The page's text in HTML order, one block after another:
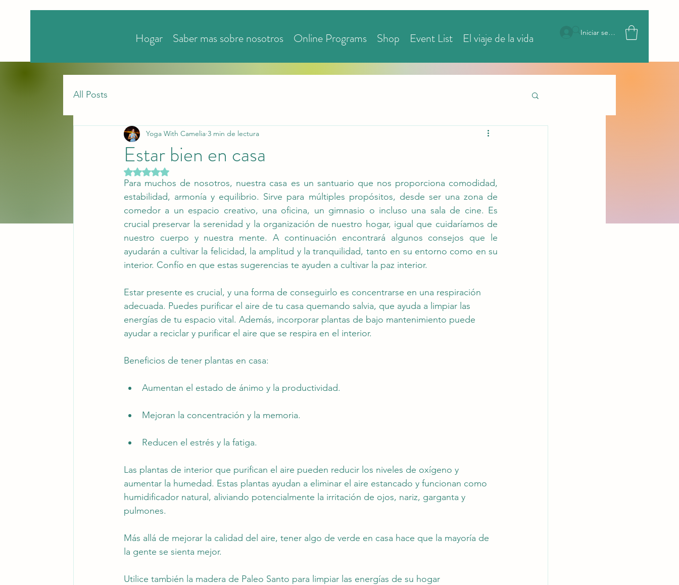
Hogar Saber mas sobre nosotros Online Programs Shop Event List El viaje de la vida Iniciar sesión
All Posts
Estar bien en casa
Yoga With Camelia 3 min de lectura
Obtuvo NaN de 5 estrellas.
Para muchos de nosotros, nuestra casa es un santuario que nos proporciona comodidad,
estabilidad, armonía y equilibrio. Sirve para múltiples propósitos, desde ser una zona de
comedor a un espacio creativo, una oficina, un gimnasio o incluso una sala de cine. Es
crucial preservar la serenidad y la organización de nuestro hogar, igual que cuidaríamos de
nuestro cuerpo y nuestra mente. A continuación encontrará algunos consejos que le
ayudarán a cultivar la felicidad, la amplitud y la tranquilidad, tanto en su entorno como en su
interior. Confío en que estas sugerencias te ayuden a cultivar la paz interior.
Estar presente es crucial, y una forma de conseguirlo es concentrarse en una respiración
adecuada. Puedes purificar el aire de tu casa quemando salvia, que ayuda a limpiar las
energías de tu espacio vital. Además, incorporar plantas de bajo mantenimiento puede
ayudar a reciclar y purificar el aire que se respira en el interior.
Beneficios de tener plantas en casa:
Aumentan el estado de ánimo y la productividad.
Mejoran la concentración y la memoria.
Reducen el estrés y la fatiga.
Las plantas de interior que purifican el aire pueden reducir los niveles de oxígeno y
aumentar la humedad. Estas plantas ayudan a eliminar el aire estancado y funcionan como
humidificador natural, aliviando potencialmente la irritación de ojos, nariz, garganta y
pulmones.
Más allá de mejorar la calidad del aire, tener algo de verde en casa hace que la mayoría de
la gente se sienta mejor.
Utilice también la madera de Paleo Santo para limpiar las energías de su hogar